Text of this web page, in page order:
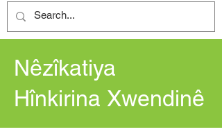
Nêzîkatiya
Hînkirina Xwendinê